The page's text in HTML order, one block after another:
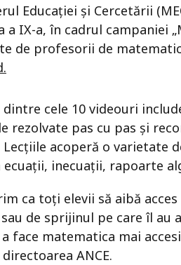
Educației și Cercetării
a IX-a, în cadrul campaniei
de profesorii de
dintre cele 10 videouri
rezolvate pas cu pas și
Lecțiile acoperă o varietate
ecuații, inecuații, rapoarte
ca toți elevii să aibă
de sprijinul pe care îl au
face matematica mai
ANCE.